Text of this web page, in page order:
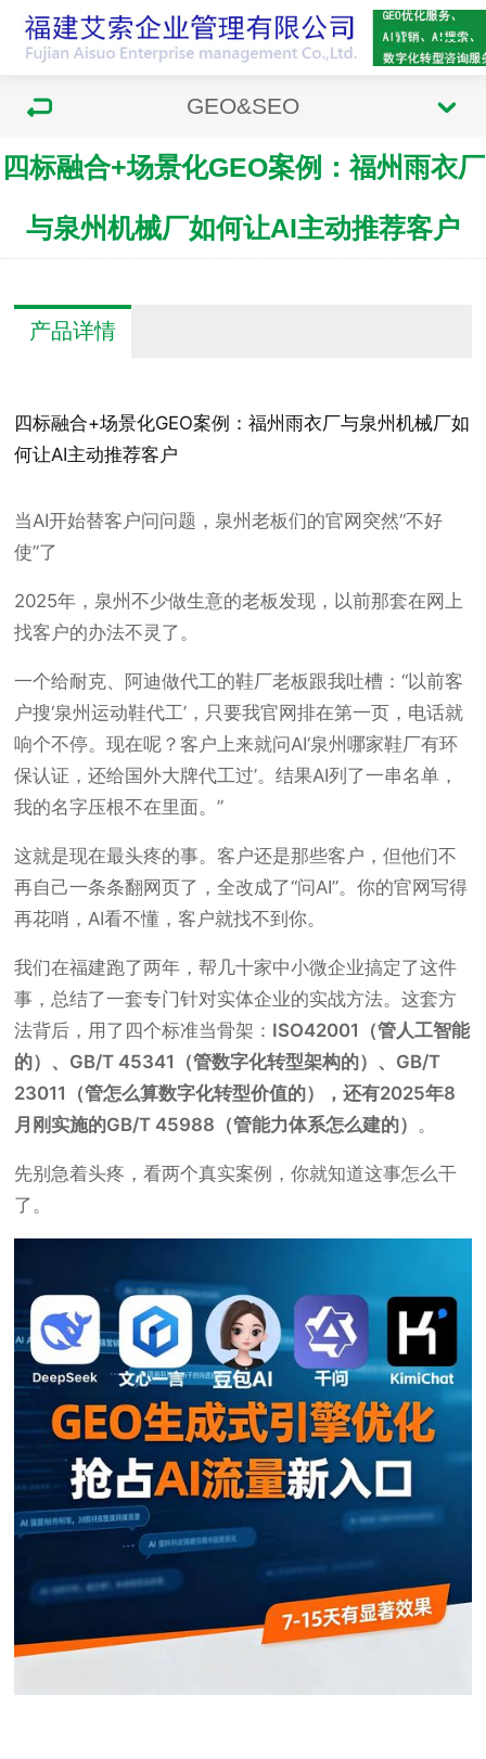
GEO&SEO
四标融合+场景化GEO案例：福州雨衣厂
与泉州机械厂如何让AI主动推荐客户
产品详情
四标融合+场景化GEO案例：福州雨衣厂与泉州机械厂如
何让AI主动推荐客户
当AI开始替客户问问题，泉州老板们的官网突然“不好
使”了
2025年，泉州不少做生意的老板发现，以前那套在网上
找客户的办法不灵了。
一个给耐克、阿迪做代工的鞋厂老板跟我吐槽：“以前客
户搜‘泉州运动鞋代工’，只要我官网排在第一页，电话就
响个不停。现在呢？客户上来就问AI‘泉州哪家鞋厂有环
保认证，还给国外大牌代工过’。结果AI列了一串名单，
我的名字压根不在里面。”
这就是现在最头疼的事。客户还是那些客户，但他们不
再自己一条条翻网页了，全改成了“问AI”。你的官网写得
再花哨，AI看不懂，客户就找不到你。
我们在福建跑了两年，帮几十家中小微企业搞定了这件
事，总结了一套专门针对实体企业的实战方法。这套方
法背后，用了四个标准当骨架： ISO42001（管人工智能
的）、GB/T 45341（管数字化转型架构的）、GB/T
23011（管怎么算数字化转型价值的），还有2025年8
月刚实施的GB/T 45988（管能力体系怎么建的） 。
先别急着头疼，看两个真实案例，你就知道这事怎么干
了。